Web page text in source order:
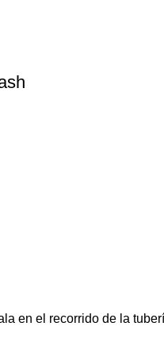
en el recorrido de la